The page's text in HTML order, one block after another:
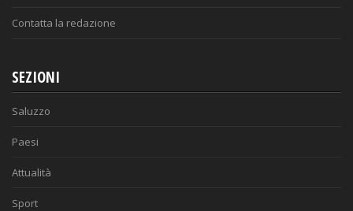
Contatta la redazione
SEZIONI
Saluzzo
Paesi
Attualità
Sport